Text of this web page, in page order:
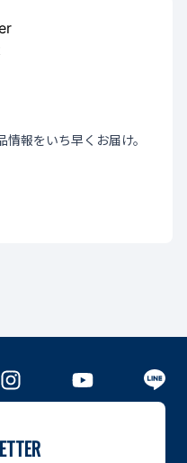
報をいち早くお届け。